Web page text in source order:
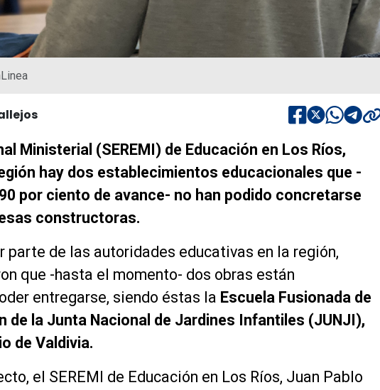
Ministerial (SEREMI) de Educación en Los Ríos,
hay dos establecimientos educacionales que -
por ciento de avance- no han podido concretarse
constructoras.
parte de las autoridades educativas en la región,
que -hasta el momento- dos obras están
entregarse, siendo éstas la Escuela Fusionada de
de la Junta Nacional de Jardines Infantiles (JUNJI),
de Valdivia.
el SEREMI de Educación en Los Ríos, Juan Pablo